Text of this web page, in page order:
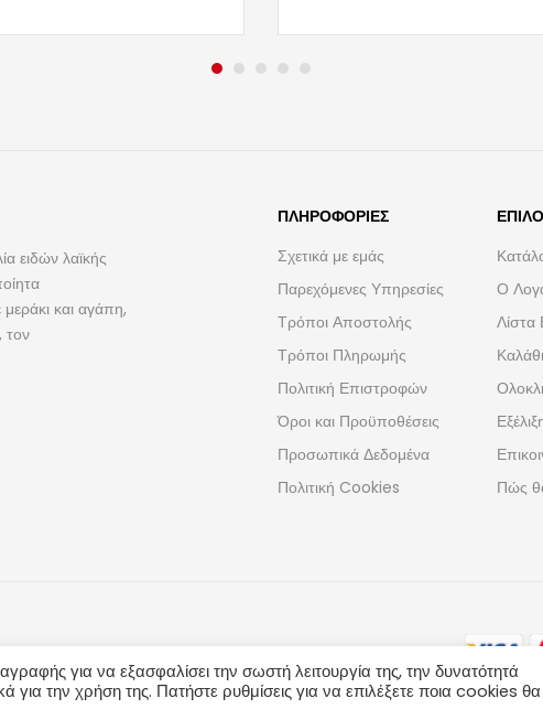
ειδών λαϊκής
και αγάπη,
τον
ΠΛΗΡΟΦΟΡΊΕΣ
Σχετικά με εμάς
Παρεχόμενες Υπηρεσίες
Τρόποι Αποστολής
Τρόποι Πληρωμής
Πολιτική Επιστροφών
Όροι και Προϋποθέσεις
Προσωπικά Δεδομένα
Πολιτική Cookies
Ο
Λίστα
Πώς
για να εξασφαλίσει την σωστή λειτουργία της, την δυνατότητά
για την χρήση της. Πατήστε ρυθμίσεις για να επιλέξετε ποια cookies θα